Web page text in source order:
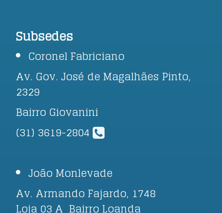
Subsedes
Coronel Fabriciano
Av. Gov. José de Magalhães Pinto,
2329
Bairro Giovanini
(31) 3619-2804
João Monlevade
Av. Armando Fajardo, 1748
Loja 03 A Bairro Loanda